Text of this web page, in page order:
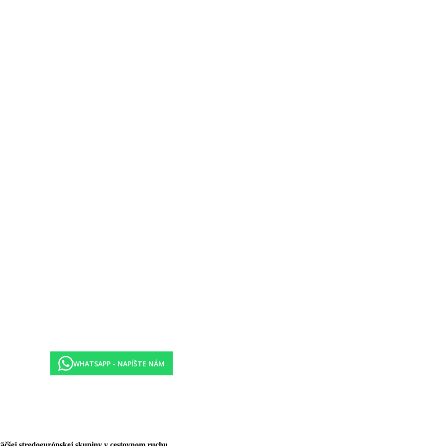
vybavenie)
za poplatok cca 2 EUR + vratnú zálohu cca 10 EUR)
komunikáciu). Odporúčame obuv do vody.
bus zadarmo (jazdí cca 5x denne v čase 10.30-18.00, presný rozpis na recepcii hotela), All Inclusive bar, lehátka a slnečníky zdarma.
bufetu, zmrzlina
hoteli Azul Eco
víno, vybrané alkoholické nápoje
WHATSAPP - NAPÍŠTE NÁM